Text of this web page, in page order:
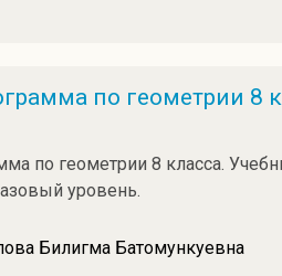
по геометрии 8
по геометрии 8 класса.
уровень.
Билигма Батомункуевна